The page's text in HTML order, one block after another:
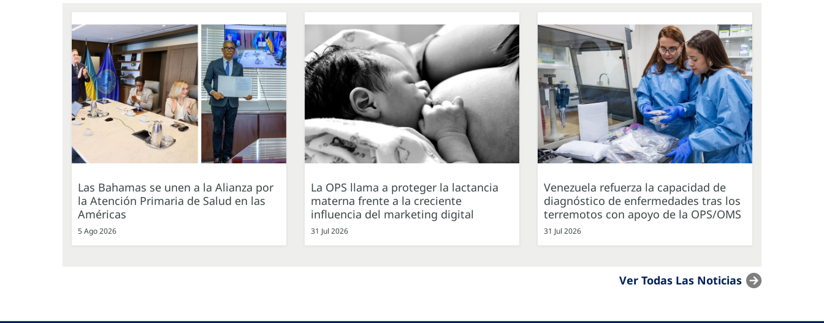
Las Bahamas se unen a la Alianza por
la Atención Primaria de Salud en las
Américas
5 Ago 2026
La OPS llama a proteger la lactancia
materna frente a la creciente
influencia del marketing digital
31 Jul 2026
Venezuela refuerza la capacidad de
diagnóstico de enfermedades tras los
terremotos con apoyo de la OPS/OMS
31 Jul 2026
Ver Todas Las Noticias